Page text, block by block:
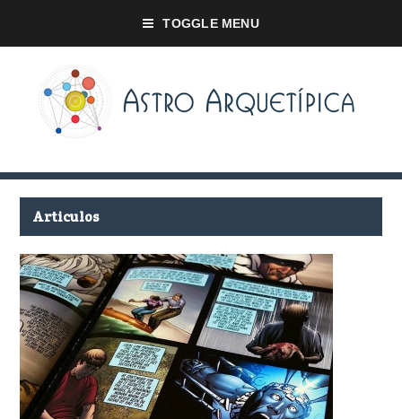
TOGGLE MENU
Articulos